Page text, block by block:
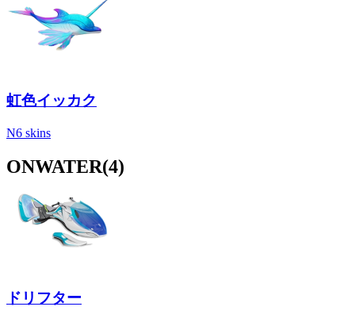
虹色イッカク
N6 skins
ONWATER(4)
ドリフター